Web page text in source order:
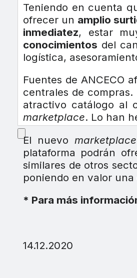
Teniendo en cuenta
ofrecer un amplio
inmediatez, estar
conocimientos del
logística,
Fuentes de ANCECO
centrales de
atractivo catálogo al
marketplace. Lo han
El nuevo marketplace
plataforma podrán
similares de otros
poniendo en valor
* Para más
14.12.2020